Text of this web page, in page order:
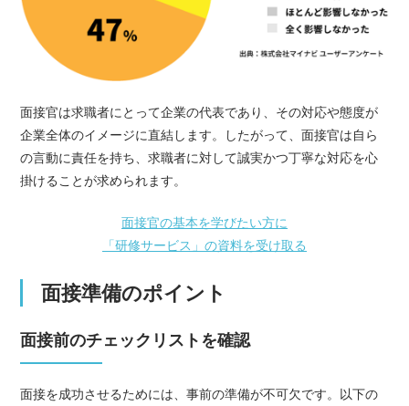
面接官は求職者にとって企業の代表であり、その対応や態度が
企業全体のイメージに直結します。したがって、面接官は自ら
の言動に責任を持ち、求職者に対して誠実かつ丁寧な対応を心
掛けることが求められます。
面接官の基本を学びたい方に
「研修サービス」の資料を受け取る
面接準備のポイント
面接前のチェックリストを確認
面接を成功させるためには、事前の準備が不可欠です。以下の